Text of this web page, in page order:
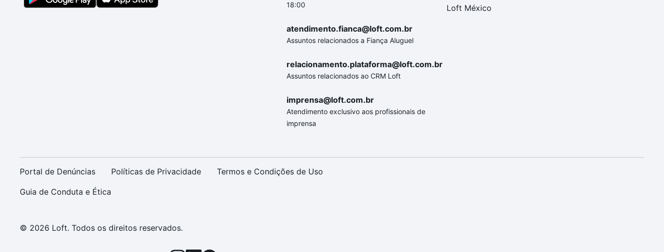
18:00
atendimento.fianca@loft.com.br
Assuntos relacionados a Fiança Aluguel
relacionamento.plataforma@loft.com.br
Assuntos relacionados ao CRM Loft
imprensa@loft.com.br
Atendimento exclusivo aos profissionais de
imprensa
Loft México
Portal de Denúncias Políticas de Privacidade Termos e Condições de Uso
Guia de Conduta e Ética
© 2026 Loft. Todos os direitos reservados.